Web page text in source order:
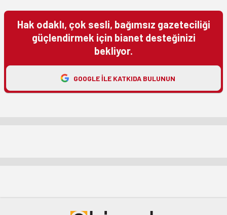
Hak odaklı, çok sesli, bağımsız gazeteciliği
güçlendirmek için bianet desteğinizi
bekliyor.
GOOGLE ILE KATKIDA BULUNUN